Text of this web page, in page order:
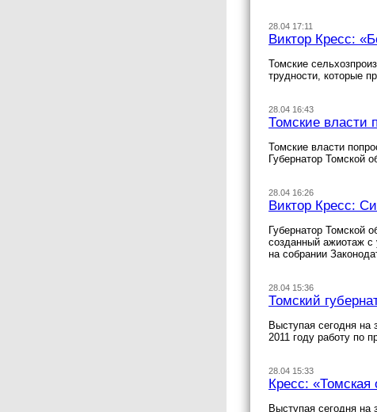
28.04 17:11
Виктор Кресс:
Томские
трудности, которые
28.04 16:43
Томские власти
Томские власти
Губернатор Томской
28.04 16:26
Виктор Кресс:
Губернатор Томской
созданный ажиотаж с
на собрании
28.04 15:36
Томский
Выступая сегодня на
2011 году работу по
28.04 15:33
Кресс:
Выступая сегодня на